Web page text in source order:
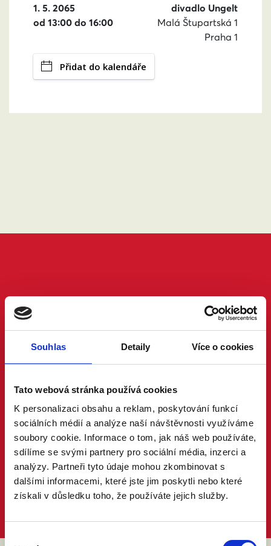
Souhlas Detaily Více o cookies
Tato webová stránka používá cookies
K personalizaci obsahu a reklam, poskytování funkcí
sociálních médií a analýze naší návštěvnosti využíváme
soubory cookie. Informace o tom, jak náš web používáte,
sdílíme se svými partnery pro sociální média, inzerci a
analýzy. Partneři tyto údaje mohou zkombinovat s
dalšími informacemi, které jste jim poskytli nebo které
získali v důsledku toho, že používáte jejich služby.
Výběr
1. 5. 2065
od 13:00 do 16:00
divadlo Ungelt
Malá Štupartská 1
Praha 1
Přidat do kalendáře